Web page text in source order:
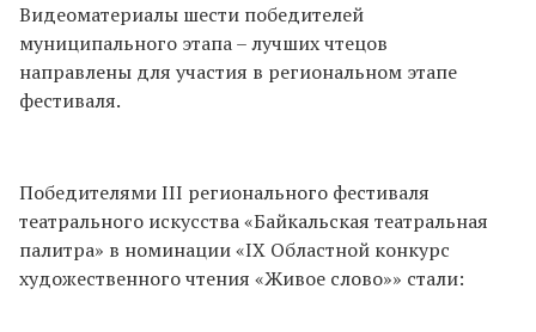
Видеоматериалы шести победителей
муниципального этапа – лучших чтецов
направлены для участия в региональном этапе
фестиваля.
Победителями III регионального фестиваля
театрального искусства «Байкальская театральная
палитра» в номинации «IX Областной конкурс
художественного чтения «Живое слово»» стали: